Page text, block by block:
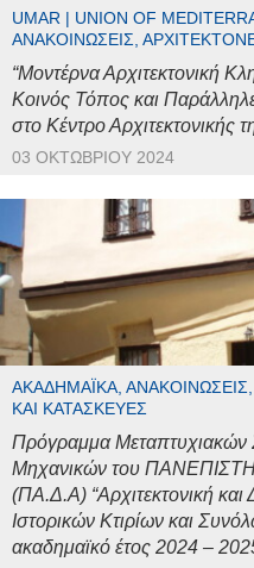
UMAR | UNION OF
ΑΝΑΚΟΙΝΏΣΕΙΣ,
“Μοντέρνα Αρχιτεκτονική
Κοινός Τόπος και
στο Κέντρο Αρχιτεκτονικής
03 ΟΚΤΩΒΡΊΟΥ 2024
ΑΚΑΔΗΜΑΪΚΆ,
ΚΑΙ ΚΑΤΑΣΚΕΥΈΣ
Πρόγραμμα Μεταπτυχιακών
Μηχανικών του
(ΠΑ.Δ.Α) “Αρχιτεκτονική
Ιστορικών Κτιρίων και
ακαδημαϊκό έτος 2024 –